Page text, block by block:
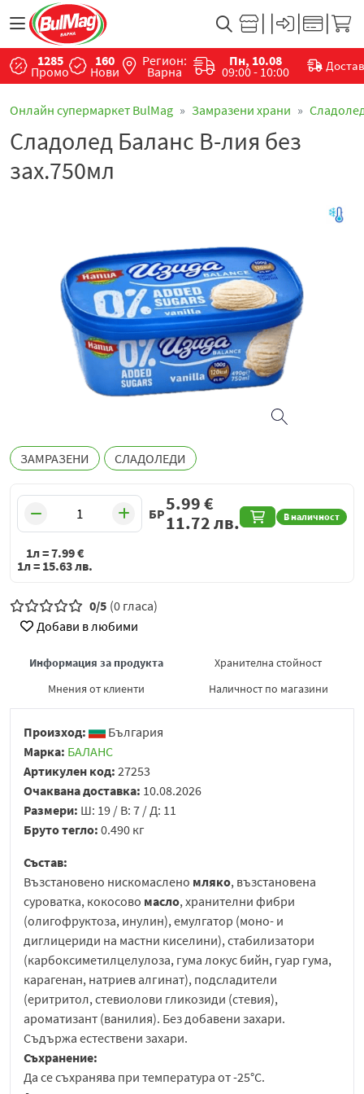
1285
Промо
160
Нови
Регион:
Варна
Пн, 10.08
09:00 - 10:00
Онлайн супермаркет BulMag Замразени храни
Сладолед Баланс В-лия без
зах.750мл
ЗАМРАЗЕНИ СЛАДОЛЕДИ
БР В наличност
5.99€
11.72лв.
1л =7.99€
1л = 15.63лв.
0/5 (0 гласа)
Добави в любими
Информация за продукта
Хранителна стойност
Мнения от клиенти
Наличност по магазини
Произход:
България
Марка: БАЛАНС
Артикулен код: 27253
Очаквана доставка: 10.08.2026
Размери: Ш: 19 / В: 7 / Д: 11
Бруто тегло: 0.490 кг
Състав:
Възстановено нискомаслено мляко, възстановена
суроватка, кокосово масло, хранителни фибри
(олигофруктоза, инулин), емулгатор (моно- и
диглицериди на мастни киселини), стабилизатори
(карбоксиметилцелулоза, гума локус бийн, гуар гума,
карагенан, натриев алгинат), подсладители
(еритритол, стевиолови гликозиди (стевия),
ароматизант (ванилия). Без добавени захари.
Съдържа естествени захари.
Съхранение:
Да се съхранява при температура от -25°C.